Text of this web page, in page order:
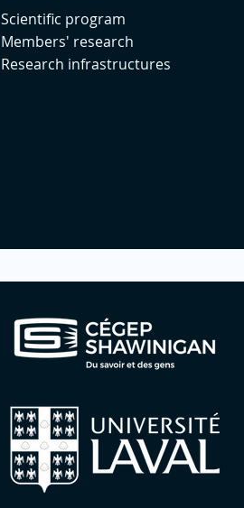
Scientific program
Members' research
Research infrastructures